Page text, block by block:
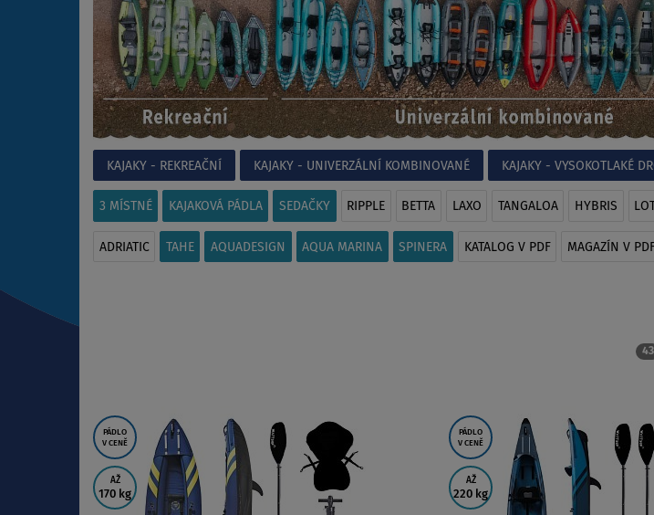
KAJAKY - REKREAČNÍ KAJAKY - UNIVERZÁLNÍ KOMBINOVANÉ KAJAKY - VYSOKOTLAKÉ
3 MÍSTNÉ KAJAKOVÁ PÁDLA SEDAČKY RIPPLE BETTA LAXO TANGALOA HYBRIS
ADRIATIC TAHE AQUADESIGN AQUA MARINA SPINERA KATALOG V PDF MAGAZÍN V
43
PÁDLO
V CENĚ
AŽ
170 kg
PÁDLO
V CENĚ
AŽ
220 kg